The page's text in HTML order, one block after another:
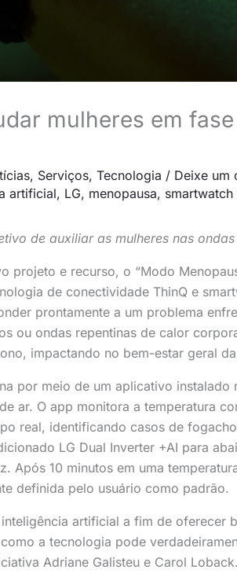
mulheres em
, Serviços, Tecnologia / Deixe um
artificial, LG, menopausa, smartwatch
de auxiliar as mulheres nas
projeto e recurso, o “Modo
de conectividade ThinQ e
prontamente a um problema
ou ondas repentinas de calor
impactando no bem-estar geral da
por meio de um aplicativo instalado
ar. O app monitora a temperatura
real, identificando casos de
LG Dual Inverter +AI para
Após 10 minutos em uma
definida pelo usuário como padrão.
artificial a fim de oferecer
a tecnologia pode
Adriane Galisteu e Carol